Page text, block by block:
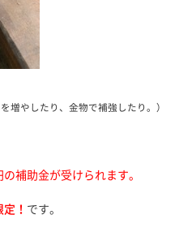
増やしたり、金物で補強したり。）
補助金が受けられます。
！ です。